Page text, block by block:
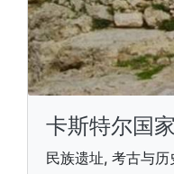
卡斯特尔国
民族遗址, 考古与历